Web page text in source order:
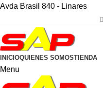
Avda Brasil 840 - Linares
INICIOQUIENES SOMOSTIENDA
Menu